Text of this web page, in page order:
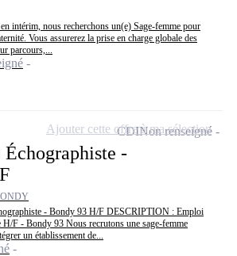
intérim, nous recherchons un(e) Sage-femme pour
Vous assurerez la prise en charge globale des
parcours,...
Échographiste -
- Bondy 93 H/F DESCRIPTION : Emploi
H/F - Bondy 93 Nous recrutons une sage-femme
un établissement de...
CDINon renseigné
Ajouter cette offre à ma sélection